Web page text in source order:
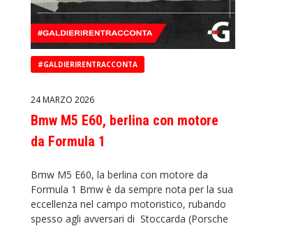
#GALDIERIRENTRACCONTA
24 MARZO 2026
Bmw M5 E60, berlina con motore
da Formula 1
Bmw M5 E60, la berlina con motore da
Formula 1 Bmw è da sempre nota per la sua
eccellenza nel campo motoristico, rubando
spesso agli avversari di Stoccarda (Porsche